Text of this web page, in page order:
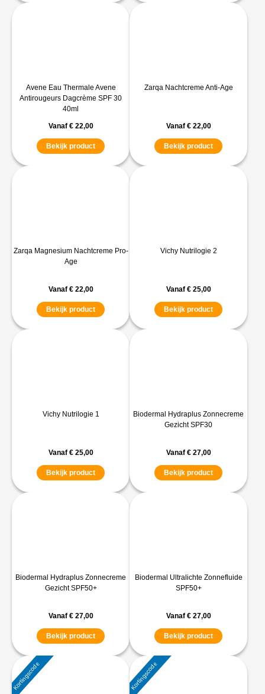
Avene Eau Thermale Avene
Antirougeurs Dagcrème SPF 30
40ml
Vanaf €22,00
Bekijk product
Zarqa Nachtcreme Anti-Age
Vanaf €22,00
Bekijk product
Zarqa Magnesium Nachtcreme Pro-
Age
Vanaf €22,00
Bekijk product
Vichy Nutrilogie 2
Vanaf €25,00
Bekijk product
Vichy Nutrilogie 1
Vanaf €25,00
Bekijk product
Biodermal Hydraplus Zonnecreme
Gezicht SPF30
Vanaf €27,00
Bekijk product
Biodermal Hydraplus Zonnecreme
Gezicht SPF50+
Vanaf €27,00
Bekijk product
Biodermal Ultralichte Zonnefluide
SPF50+
Vanaf €27,00
Bekijk product
Kortingscode Kortingscode